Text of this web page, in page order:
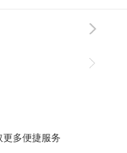
更多便捷服务